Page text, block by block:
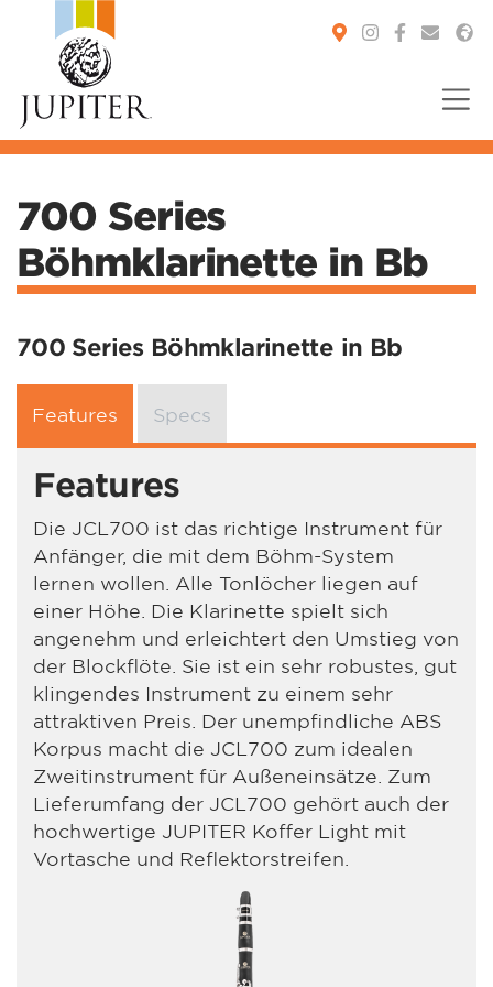
700 Series
Böhmklarinette in Bb
700 Series Böhmklarinette in Bb
Features Specs
Features
Die JCL700 ist das richtige Instrument für
Anfänger, die mit dem Böhm-System
lernen wollen. Alle Tonlöcher liegen auf
einer Höhe. Die Klarinette spielt sich
angenehm und erleichtert den Umstieg von
der Blockflöte. Sie ist ein sehr robustes, gut
klingendes Instrument zu einem sehr
attraktiven Preis. Der unempfindliche ABS
Korpus macht die JCL700 zum idealen
Zweitinstrument für Außeneinsätze. Zum
Lieferumfang der JCL700 gehört auch der
hochwertige JUPITER Koffer Light mit
Vortasche und Reflektorstreifen.